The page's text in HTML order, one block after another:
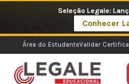
o
conteúdo
Imperdíveis no Pix: Pós
Ver
Área do EstudanteValidar